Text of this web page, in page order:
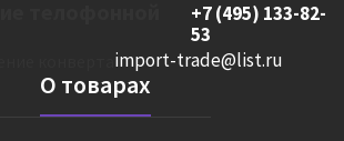
+7 (495) 133-82-
53
import-trade@list.ru
О товарах